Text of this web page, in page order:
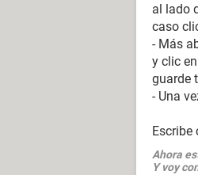
al lado
caso
- Más
y clic
guarde
- Una
Escribe
Ahora
Y voy